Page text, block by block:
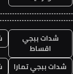
شدات ببجي
اقساط
شدات ببجي تمارا